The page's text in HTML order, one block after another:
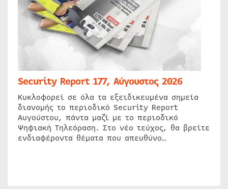
Security Report 177, Αύγουστος 2026
Κυκλοφορεί σε όλα τα εξειδικευμένα σημεία
διανομής το περιοδικό Security Report
Αυγούστου, πάντα μαζί με το περιοδικό
Ψηφιακή Τηλεόραση. Στο νέο τεύχος, θα βρείτε
ενδιαφέροντα θέματα που απευθύνο…